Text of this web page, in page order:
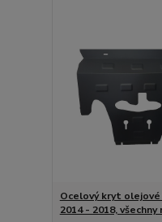
Ocelový kryt
2014 - 2018,